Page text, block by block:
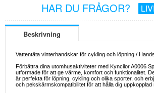
HAR DU FRÅGOR?
Beskrivning
Vattentäta vinterhandskar för cykling och löpning /
Förbättra dina utomhusaktiviteter med Kyncilor A0006
utformade för att ge värme, komfort och funktionalitet.
är perfekta för löpning, cykling och olika sporter, och
och pekskärmskompatibilitet för att hålla dig uppkopplad